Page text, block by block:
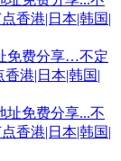
免费分享…不定
港|日本|韩国|